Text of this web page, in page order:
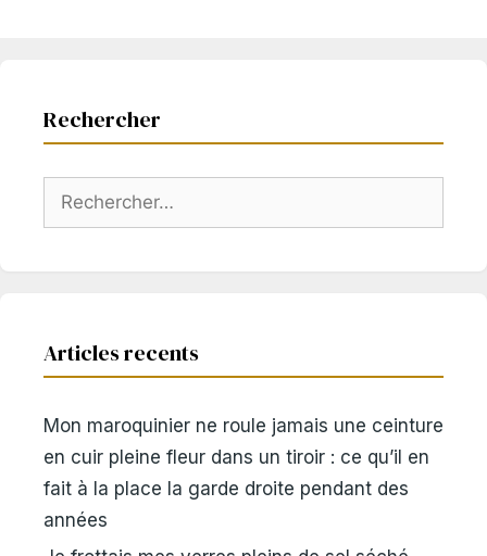
Rechercher
Rechercher :
Articles recents
Mon maroquinier ne roule jamais une ceinture
en cuir pleine fleur dans un tiroir : ce qu’il en
fait à la place la garde droite pendant des
années